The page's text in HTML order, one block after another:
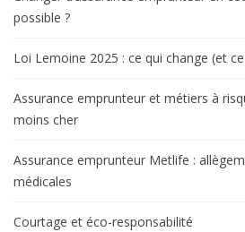
possible ?
Loi Lemoine 2025 : ce qui change (et
Assurance emprunteur et métiers à
moins cher
Assurance emprunteur Metlife :
médicales
Courtage et éco-responsabilité